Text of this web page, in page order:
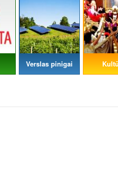
Verslas pinigai